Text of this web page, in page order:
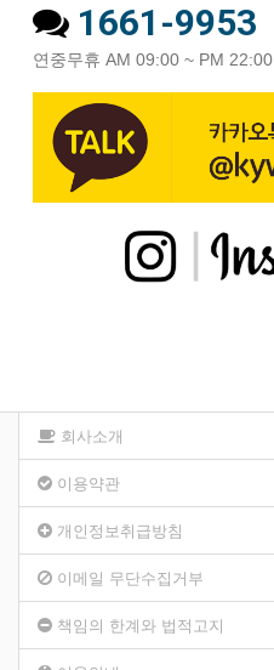
1661-9953
연중무휴 AM 09:00 ~ PM 22:00
회사소개
이용약관
개인정보취급방침
이메일 무단수집거부
책임의 한계와 법적고지